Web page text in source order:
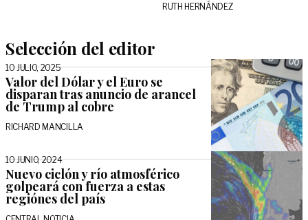
RUTH HERNÁNDEZ
Selección del editor
10 JULIO, 2025
Valor del Dólar y el Euro se
disparan tras anuncio de arancel
de Trump al cobre
RICHARD MANCILLA
10 JUNIO, 2024
Nuevo ciclón y río atmosférico
golpeará con fuerza a estas
regiónes del país